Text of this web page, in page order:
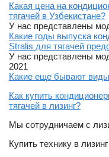
Какая цена на
тягачей в Узбекистане?
У нас представлены
Какие годы выпуска
Stralis для тягачей
У нас представлены
2021
Какие еще бывают виды
Как купить
тягачей в лизинг?
Мы сотрудничаем с
Купить технику в